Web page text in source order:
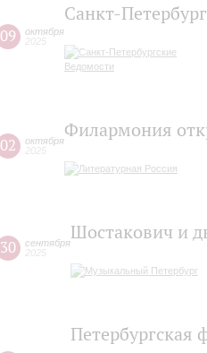
09
октября
2025
Санкт-
02
октября
2025
Филармония
30
сентября
2025
Шостакович и